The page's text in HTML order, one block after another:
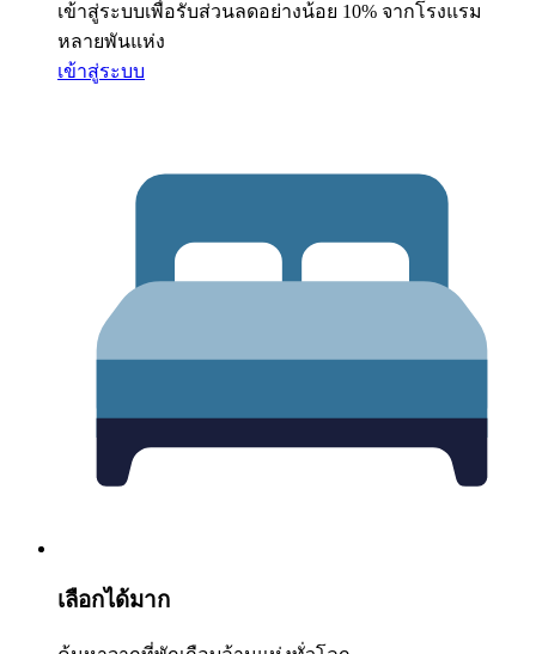
เข้าสู่ระบบเพื่อรับส่วนลดอย่างน้อย 10% จากโรงแรม
หลายพันแห่ง
เข้าสู่ระบบ
เลือกได้มาก